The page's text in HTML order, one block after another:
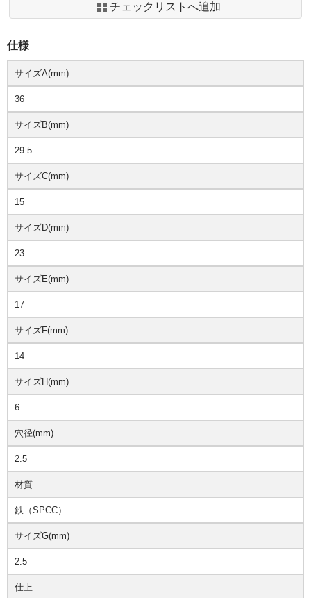
チェックリストへ追加
仕様
サイズA(mm)
36
サイズB(mm)
29.5
サイズC(mm)
15
サイズD(mm)
23
サイズE(mm)
17
サイズF(mm)
14
サイズH(mm)
6
穴径(mm)
2.5
材質
鉄（SPCC）
サイズG(mm)
2.5
仕上